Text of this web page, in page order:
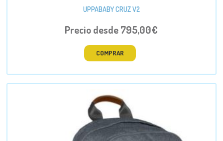
UPPABABY CRUZ V2
Precio desde 795,00€
COMPRAR